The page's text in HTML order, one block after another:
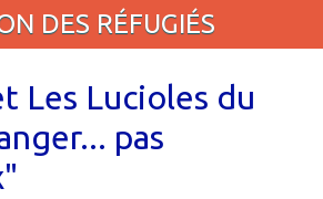
DES RÉFUGIÉS
Les Lucioles du
pas